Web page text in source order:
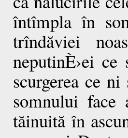
întîmpla în
trîndăviei
neputinÈ›ei
scurgerea ce
somnului face
tăinuită în